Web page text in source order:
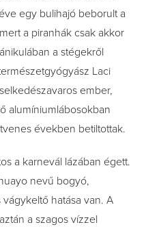
egy bulihajó beborult a
a piranhák csak akkor
a stégekről
Laci
ember,
alumíniumlábosokban
években betiltottak.
a karnevál lázában égett.
nevű bogyó,
hatása van. A
a szagos vízzel